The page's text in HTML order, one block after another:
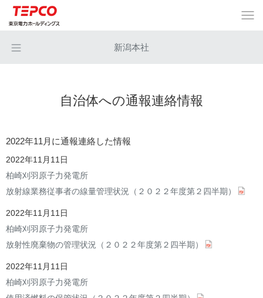
新潟本社
自治体への通報連絡情報
2022年11月に通報連絡した情報
2022年11月11日
柏崎刈羽原子力発電所
放射線業務従事者の線量管理状況（２０２２年度第２四半期）
2022年11月11日
柏崎刈羽原子力発電所
放射性廃棄物の管理状況（２０２２年度第２四半期）
2022年11月11日
柏崎刈羽原子力発電所